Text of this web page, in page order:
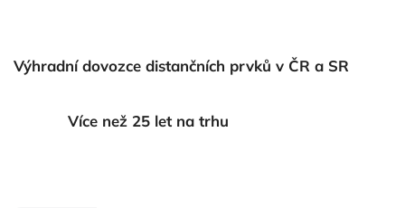
Výhradní dovozce distančních prvků v ČR a SR
Více než 25 let na trhu